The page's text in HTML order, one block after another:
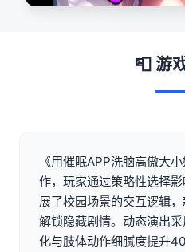
📮 游
《用催眠APP洗脑高傲大
作，玩家通过策略性选择
展了校园场景的交互逻辑
解锁隐藏剧情。动态演出
化与肢体动作细腻度提升